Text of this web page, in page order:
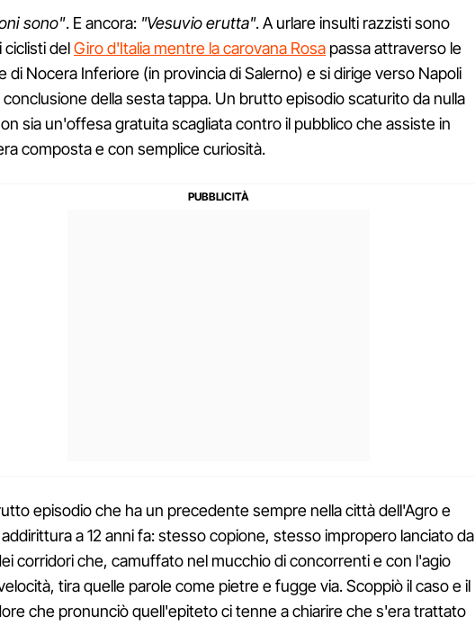
sono". E ancora: "Vesuvio erutta". A urlare insulti razzisti sono
ciclisti delGiro d'Italia mentre la carovana Rosa passa attraverso le
di Nocera Inferiore (in provincia di Salerno) e si dirige verso Napoli
conclusione della sesta tappa. Un brutto episodio scaturito da nulla
sia un'offesa gratuita scagliata contro il pubblico che assiste in
composta e con semplice curiosità.
episodio che ha un precedente sempre nella città dell'Agro e
addirittura a 12 anni fa: stesso copione, stesso impropero lanciato da
corridori che, camuffato nel mucchio di concorrenti e con l'agio
tira quelle parole come pietre e fugge via. Scoppiò il caso e il
che pronunciò quell'epiteto ci tenne a chiarire che s'era trattato